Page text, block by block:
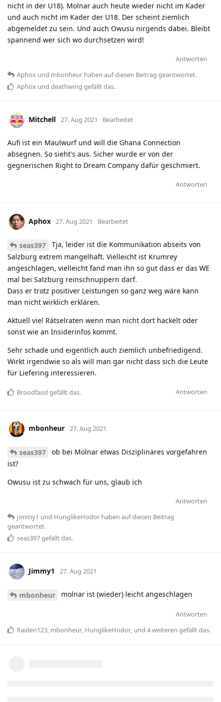
nicht in der U18). Molnar auch heute wieder nicht im Kader
und auch nicht im Kader der U18. Der scheint ziemlich
abgemeldet zu sein. Und auch Owusu nirgends dabei. Bleibt
spannend wer sich wo durchsetzen wird!
Antworten
Aphox und mbonheur haben auf diesen Beitrag geantwortet.
Aphox und deathwing gefällt das.
Mitchell 27. Aug 2021 Bearbeitet
Aufi ist ein Maulwurf und will die Ghana Connection
absegnen. So sieht's aus. Sicher wurde er von der
gegnerischen Right to Dream Company dafür geschmiert.
Antworten
Aphox 27. Aug 2021 Bearbeitet
seas397
Tja, leider ist die Kommunikation abseits von
Salzburg extrem mangelhaft. Vielleicht ist Krumrey
angeschlagen, vielleicht fand man ihn so gut dass er das WE
mal bei Salzburg reinschnuppern darf.
Dass er trotz positiver Leistungen so ganz weg wäre kann
man nicht wirklich erklären.
Aktuell viel Rätselraten wenn man nicht dort hackelt oder
sonst wie an Insiderinfos kommt.
Sehr schade und eigentlich auch ziemlich unbefriedigend.
Wirkt irgendwie so als will man gar nicht dass sich die Leute
für Liefering interessieren.
Antworten
Broodfasslgefällt das.
mbonheur 27. Aug 2021
seas397
ob bei Molnar etwas Disziplinäres vorgefahren
ist?
Owusu ist zu schwach für uns, glaub ich
Antworten
Jimmy1 und HunglikeHodor haben auf diesen Beitrag
geantwortet.
seas397gefällt das.
Jimmy1 27. Aug 2021
mbonheur molnar ist (wieder) leicht angeschlagen
Antworten
Raiden123, mbonheur, HunglikeHodor, und 4weiteren gefällt das.